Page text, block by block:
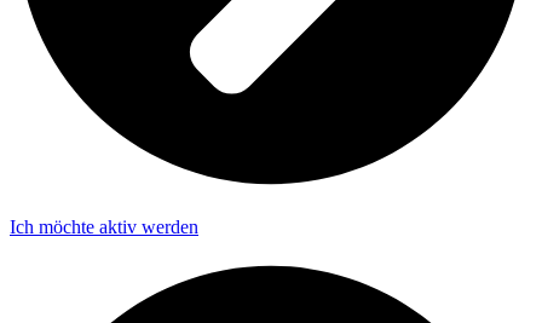
Ich möchte aktiv werden